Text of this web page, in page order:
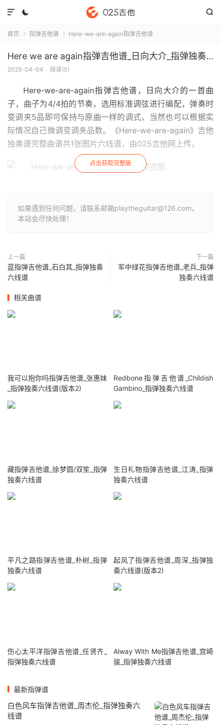
 

首页  指弹吉他谱  Here-we-are-again指弹吉他谱
Here we are again指弹吉他谱_日向大介_指弹独奏六线谱
2025-04-04 阅读(0)
Here-we-are-again指弹吉他谱 ，日向大介的一首曲
子，曲子为4/4拍的节奏，选用标准调弦进行编配，弹奏时
变调夹5品即可保持与原曲一样的调式，当然也可以根据实
际情况自己微调变调夹品数。《Here-we-are-again》吉他
独奏谱完整曲谱共1张图片六线谱，由025吉他网上传。
点击获取完整版
如果遇到任何问题，请联系邮箱playtheguitar@126.com，
本站会尽快处理！
上一篇
蓝指弹吉他谱_石白其_指弹独奏
六线谱
下一篇
军中绿花指弹吉他谱_老兵_指弹
独奏六线谱
相关曲谱
我可以抱你吗指弹吉他谱_张惠妹
_指弹独奏六线谱(版本2)
Redbone指弹吉他谱_Childish
Gambino_指弹独奏六线谱
藏指弹吉他谱_徐梦圆/双笙_指弹
独奏六线谱
生日礼物指弹吉他谱_江涛_指弹
独奏六线谱
平凡之路指弹吉他谱_朴树_指弹
独奏六线谱
起风了指弹吉他谱_周深_指弹独
奏六线谱(版本2)
伤心太平洋指弹吉他谱_任贤齐_
指弹独奏六线谱
Alway With Me指弹吉他谱_宫崎
骏_指弹独奏六线谱
最新指弹谱
白色风车指弹吉他谱_周杰伦_指弹独奏六
线谱